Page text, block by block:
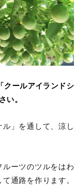
クールアイランドシ
い。
」を通して、涼し
ルーツのツルをはわ
通路を作ります。